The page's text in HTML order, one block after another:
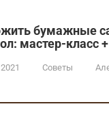
бумажные
мастер-класс
Советы